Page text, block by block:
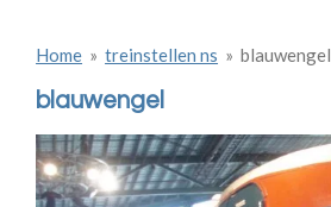
Home » treinstellen ns » blauwengel
blauwengel